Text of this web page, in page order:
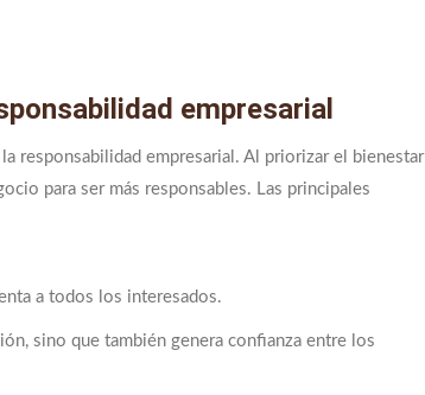
empresarial
responsabilidad empresarial. Al priorizar el bienestar
para ser más responsables. Las principales
a todos los interesados.
sino que también genera confianza entre los